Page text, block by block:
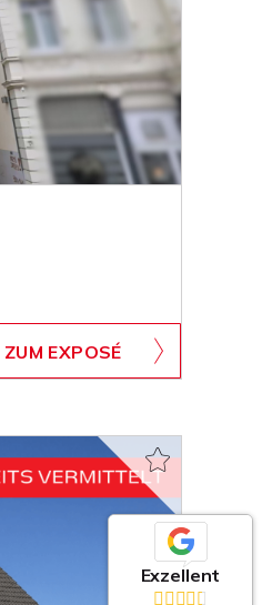
ZUM EXPOSÉ
Exzellent